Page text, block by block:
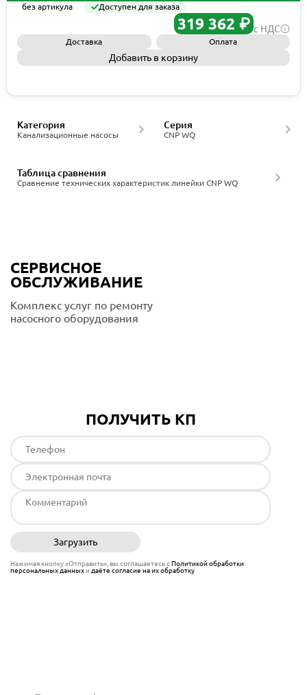
без артикула
Доступен для заказа
319 362 ₽ с НДС
Доставка Оплата
Добавить в корзину
Канализационные насосы
Категория
CNP WQ
Серия
Сравнение технических характеристик линейки CNP WQ
Таблица сравнения
СЕРВИСНОЕ
ОБСЛУЖИВАНИЕ
Комплекс услуг по ремонту
насосного оборудования
ПОЛУЧИТЬ КП
Загрузить
Нажимая кнопку «Отправить», вы соглашаетесь сПолитикой обработки
персональных данныхи даёте согласие на их обработку